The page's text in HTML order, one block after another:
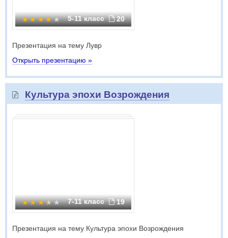
5-11 класс 20
Презентация на тему Лувр
Открыть презентацию »
Культура эпохи Возрождения
7-11 класс 19
Презентация на тему Культура эпохи Возрождения